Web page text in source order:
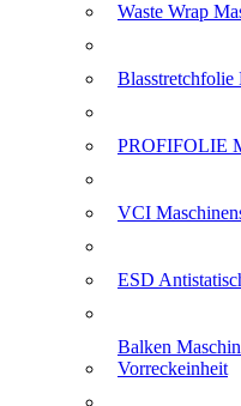
Waste Wrap
Blasstretchfolie
PROFIFOLIE
VCI
ESD
Balken
Vorreckeinheit